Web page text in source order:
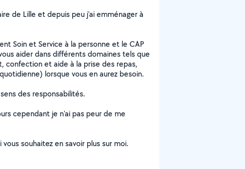
de Lille et depuis peu j'ai emménager à
Soin et Service à la personne et le CAP
aider dans différents domaines tels que
confection et aide à la prise des repas,
lorsque vous en aurez besoin.
des responsabilités.
cependant je n'ai pas peur de me
souhaitez en savoir plus sur moi.